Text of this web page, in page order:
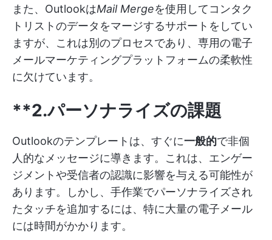
また、OutlookはMail Mergeを使用してコンタク
トリストのデータをマージするサポートをしてい
ますが、これは別のプロセスであり、専用の電子
メールマーケティングプラットフォームの柔軟性
に欠けています。
**2.パーソナライズの課題
Outlookのテンプレートは、すぐに一般的で非個
人的なメッセージに導きます。これは、エンゲー
ジメントや受信者の認識に影響を与える可能性が
あります。しかし、手作業でパーソナライズされ
たタッチを追加するには、特に大量の電子メール
には時間がかかります。